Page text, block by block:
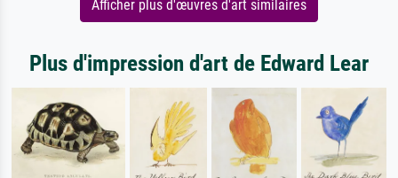
Afficher plus d'œuvres d'art similaires
Plus d'impression d'art de Edward Lear